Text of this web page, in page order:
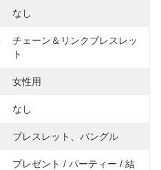
なし
チェーン＆リンクブレスレッ
ト
女性用
なし
ブレスレット、バングル
プレゼント / パーティー / 結